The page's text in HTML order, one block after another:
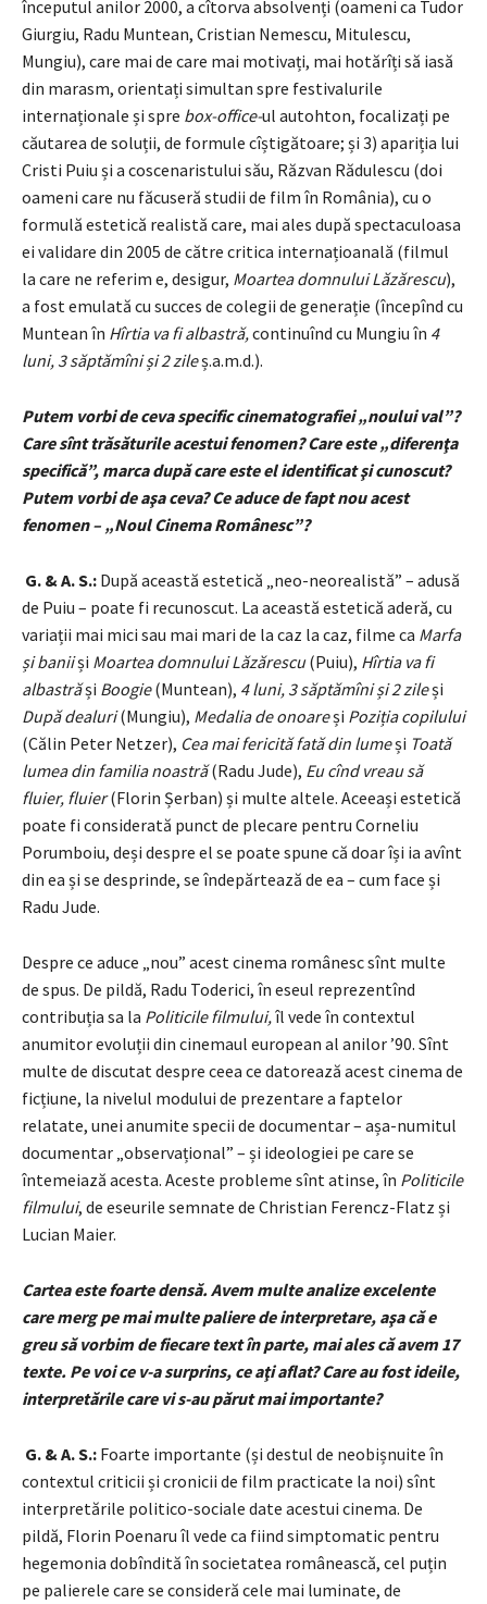
începutul anilor 2000, a cîtorva absolvenți (oameni ca Tudor
Giurgiu, Radu Muntean, Cristian Nemescu, Mitulescu,
Mungiu), care mai de care mai motivați, mai hotărîți să iasă
din marasm, orientați simultan spre festivalurile
internaționale și spre box-office-ul autohton, focalizați pe
căutarea de soluții, de formule cîștigătoare; și 3) apariția lui
Cristi Puiu și a coscenaristului său, Răzvan Rădulescu (doi
oameni care nu făcuseră studii de film în România), cu o
formulă estetică realistă care, mai ales după spectaculoasa
ei validare din 2005 de către critica internațioanală (filmul
la care ne referim e, desigur, Moartea domnului Lăzărescu),
a fost emulată cu succes de colegii de generație (începînd cu
Muntean în Hîrtia va fi albastră,continuînd cu Mungiu în 4
luni, 3 săptămîni și 2 zileș.a.m.d.).
Putem vorbi de ceva specific cinematografiei „noului val”?
Care sînt trăsăturile acestui fenomen? Care este „diferenţa
specifică”, marca după care este el identificat şi cunoscut?
Putem vorbi de aşa ceva? Ce aduce de fapt nou acest
fenomen – „Noul Cinema Românesc”?
G. & A. S.: După această estetică „neo-neorealistă” – adusă
de Puiu – poate fi recunoscut. La această estetică aderă, cu
variații mai mici sau mai mari de la caz la caz, filme ca Marfa
și baniiși Moartea domnului Lăzărescu(Puiu), Hîrtia va fi
albastrăși Boogie(Muntean), 4 luni, 3 săptămîni și 2 zileși
După dealuri(Mungiu), Medalia de onoareși Poziția copilului
(Călin Peter Netzer), Cea mai fericită fată din lumeși Toată
lumea din familia noastră(Radu Jude), Eu cînd vreau să
fluier, fluier(Florin Șerban) și multe altele. Aceeași estetică
poate fi considerată punct de plecare pentru Corneliu
Porumboiu, deși despre el se poate spune că doar își ia avînt
din ea și se desprinde, se îndepărtează de ea – cum face și
Radu Jude.
Despre ce aduce „nou” acest cinema românesc sînt multe
de spus. De pildă, Radu Toderici, în eseul reprezentînd
contribuția sa la Politicile filmului,îl vede în contextul
anumitor evoluții din cinemaul european al anilor ’90. Sînt
multe de discutat despre ceea ce datorează acest cinema de
ficțiune, la nivelul modului de prezentare a faptelor
relatate, unei anumite specii de documentar – așa-numitul
documentar „observațional” – și ideologiei pe care se
întemeiază acesta. Aceste probleme sînt atinse, în Politicile
filmului, de eseurile semnate de Christian Ferencz-Flatz și
Lucian Maier.
Cartea este foarte densă. Avem multe analize excelente
care merg pe mai multe paliere de interpretare, aşa că e
greu să vorbim de fiecare text în parte, mai ales că avem 17
texte. Pe voi ce v-a surprins, ce aţi aflat? Care au fost ideile,
interpretările care vi s-au părut mai importante?
G. & A. S.: Foarte importante (și destul de neobișnuite în
contextul criticii și cronicii de film practicate la noi) sînt
interpretările politico-sociale date acestui cinema. De
pildă, Florin Poenaru îl vede ca fiind simptomatic pentru
hegemonia dobîndită în societatea românească, cel puțin
pe palierele care se consideră cele mai luminate, de